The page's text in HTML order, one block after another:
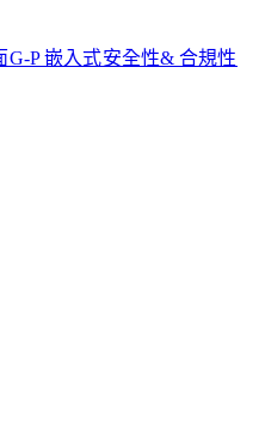
G-P 嵌入式​​安全性& 合規性​​